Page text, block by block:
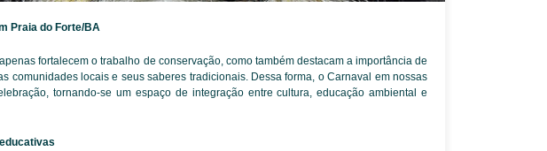
Praia do Forte/BA
fortalecem o trabalho de conservação, como também destacam a importância de
comunidades locais e seus saberes tradicionais. Dessa forma, o Carnaval em nossas
tornando-se um espaço de integração entre cultura, educação ambiental e